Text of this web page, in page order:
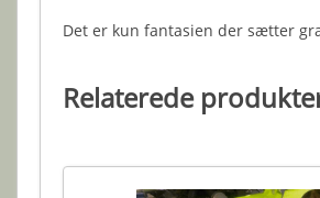
Det er kun fantasien der sætter
Relaterede